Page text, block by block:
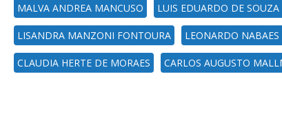
MALVA ANDREA MANCUSO LUIS EDUARDO DE
LISANDRA MANZONI FONTOURA LEONARDO
CLAUDIA HERTE DE MORAES CARLOS AUGUSTO